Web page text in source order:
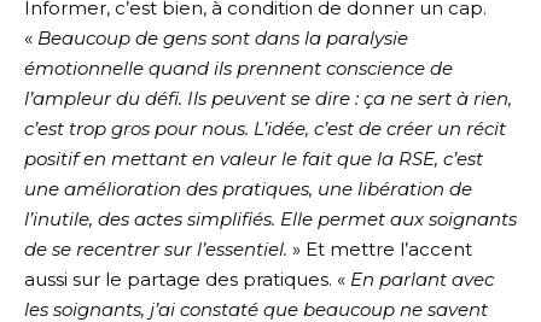
Informer, c’est bien, à condition de donner un cap.
« Beaucoup de gens sont dans la paralysie
émotionnelle quand ils prennent conscience de
l’ampleur du défi. Ils peuvent se dire : ça ne sert à rien,
c’est trop gros pour nous. L’idée, c’est de créer un récit
positif en mettant en valeur le fait que la RSE, c’est
une amélioration des pratiques, une libération de
l’inutile, des actes simplifiés. Elle permet aux soignants
de se recentrer sur l’essentiel. » Et mettre l’accent
aussi sur le partage des pratiques. « En parlant avec
les soignants, j’ai constaté que beaucoup ne savent